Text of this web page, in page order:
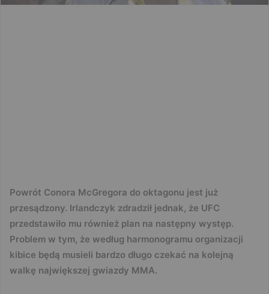
Powrót Conora McGregora do oktagonu jest już
przesądzony. Irlandczyk zdradził jednak, że UFC
przedstawiło mu również plan na następny występ.
Problem w tym, że według harmonogramu organizacji
kibice będą musieli bardzo długo czekać na kolejną
walkę największej gwiazdy MMA.